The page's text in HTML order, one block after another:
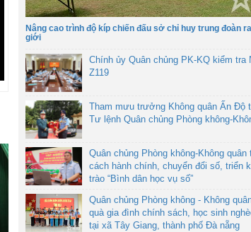
Nâng cao trình độ kíp chiến đấu sở chỉ huy trung đoàn
giới
Chính ủy Quân chủng PK-KQ kiểm tra
Z119
Tham mưu trưởng Không quân Ấn Độ
Tư lệnh Quân chủng Phòng không-
Quân chủng Phòng không-Không quân
cách hành chính, chuyển đổi số, triển
trào “Bình dân học vụ số”
Quân chủng Phòng không - Không
quà gia đình chính sách, học sinh
tại xã Tây Giang, thành phố Đà nẵng